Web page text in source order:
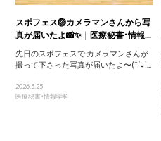
スポフェス🏐カメラマンさんから写
真が届いたよ📸✨｜医療秘書・情報...
先日のスポフェスで カメラマンさんが
撮って下さった写真が届いたよ〜(*´◒`...
2026.5.25
医療秘書・情報学科